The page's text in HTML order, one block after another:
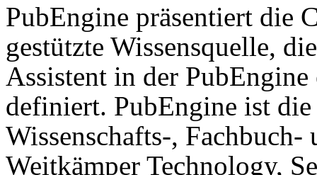
PubEngine präsentiert die
gestützte Wissensquelle,
Assistent in der
definiert. PubEngine ist
Wissenschafts-,
Weitkämper Technology,